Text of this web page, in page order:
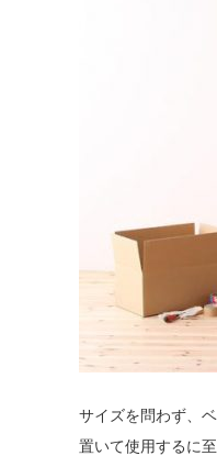
サイズを問わず、
置いて使用するに